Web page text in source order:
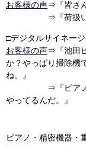
お客様の声⇒『皆さ
⇒『荷扱いが本
□デジタルサイネージ
お客様の声⇒『池田
か？やっぱり掃除機
ね。』
⇒『ピアノ持っ
やってるんだ。』
ピアノ・精密機器・